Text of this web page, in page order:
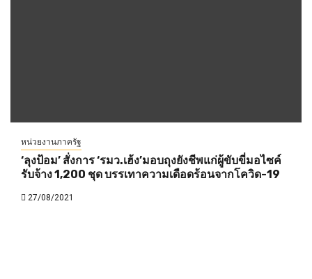
หน่วยงานภาครัฐ
‘ลุงป้อม’ สั่งการ ‘รมว.เฮ้ง’มอบถุงยังชีพแก่ผู้ขับขี่มอไซค์
รับจ้าง 1,200 ชุด บรรเทาความเดือดร้อนจากโควิด-19
27/08/2021